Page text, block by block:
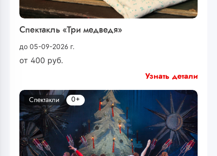
Спектакль «Три медведя»
до 05-09-2026 г.
от 400 руб.
Узнать детали
Спектакли 0+